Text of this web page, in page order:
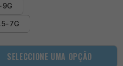
7G
SELECCIONE UMA OPÇÃO